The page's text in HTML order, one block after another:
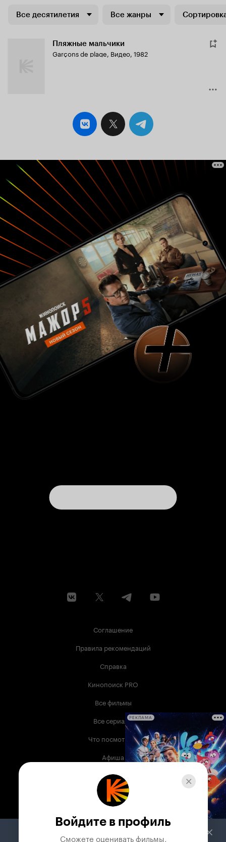
Все десятилетия Все жанры
Пляжные мальчики
Garçons de plage, Видео, 1982
Соглашение
Правила рекомендаций
Справка
Кинопоиск PRO
Все фильмы
Все сериалы
Что посмотреть
Афиша
Музыка
Телепрограмма
Служба поддержки
РЕКЛАМА
Войдите в профиль
Сможете оценивать фильмы,